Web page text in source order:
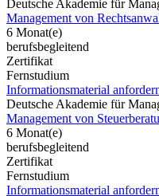
Deutsche Akademie für
Management von
6 Monat(e)
berufsbegleitend
Zertifikat
Fernstudium
Informationsmaterial
Deutsche Akademie für
Management von
6 Monat(e)
berufsbegleitend
Zertifikat
Fernstudium
Informationsmaterial